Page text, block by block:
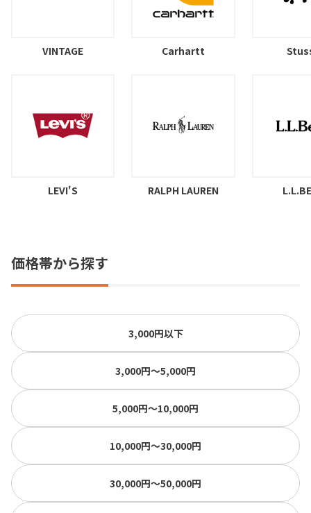
VINTAGE Carhartt
LEVI'S RALPH LAUREN
価格帯から探す
3,000円以下
3,000円〜5,000円
5,000円〜10,000円
10,000円〜30,000円
30,000円〜50,000円